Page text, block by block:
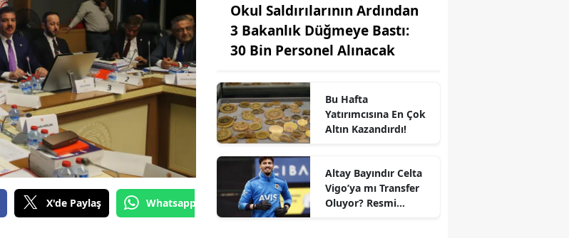
X'de Paylaş Whatsapp'tan Gönder
Okul Saldırılarının Ardından
3 Bakanlık Düğmeye Bastı:
30 Bin Personel Alınacak
Bu Hafta
Yatırımcısına En Çok
Altın Kazandırdı!
Altay Bayındır Celta
Vigo’ya mı Transfer
Oluyor? Resmi